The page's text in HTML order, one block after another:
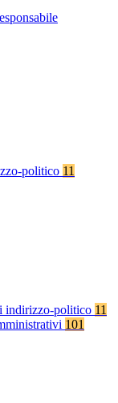
politico 11
indirizzo-politico 11
101